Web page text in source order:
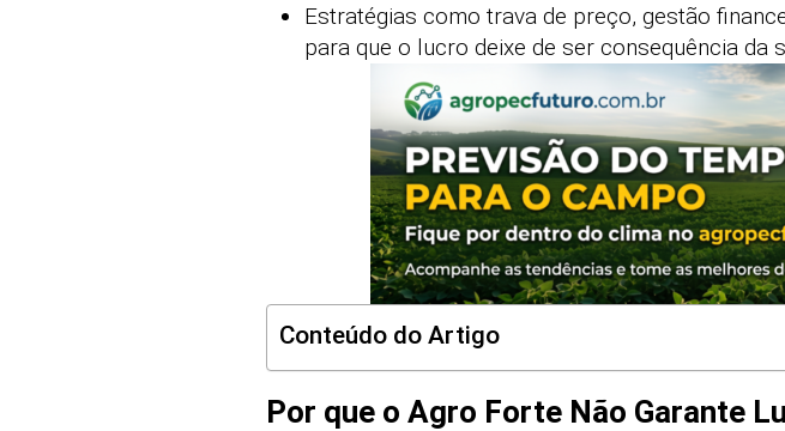
Estratégias como trava de preço, gestão
para que o lucro deixe de ser consequência
Conteúdo do Artigo
Por que o Agro Forte Não Garante